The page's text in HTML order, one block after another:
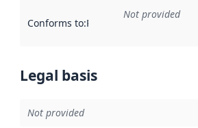
Conforms to:Reference to an
Not provided
Legal basis
Not provided